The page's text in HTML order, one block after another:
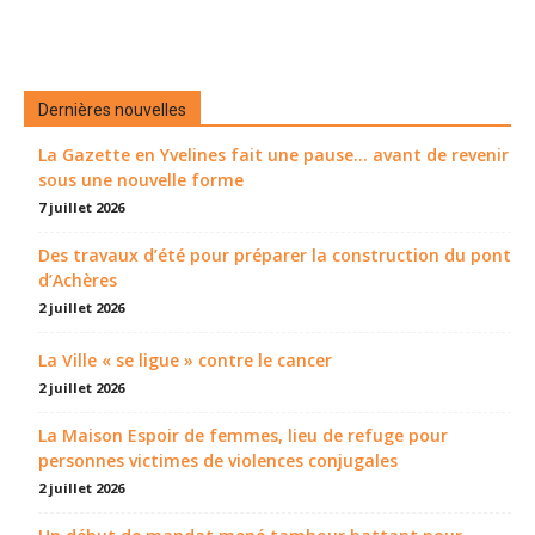
Dernières nouvelles
La Gazette en Yvelines fait une pause... avant de revenir
sous une nouvelle forme
7 juillet 2026
Des travaux d’été pour préparer la construction du pont
d’Achères
2 juillet 2026
La Ville « se ligue » contre le cancer
2 juillet 2026
La Maison Espoir de femmes, lieu de refuge pour
personnes victimes de violences conjugales
2 juillet 2026